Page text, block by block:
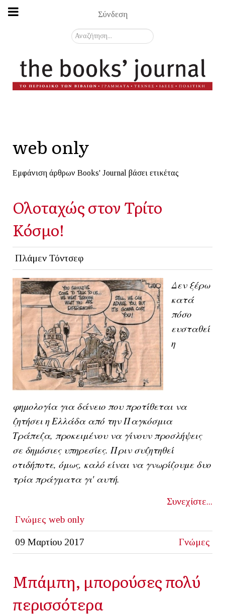
Σύνδεση
Αναζήτηση...
web only
Εμφάνιση άρθρων Books' Journal βάσει ετικέτας
Ολοταχώς στον Τρίτο
Κόσμο!
Πλάμεν Τόντσεφ
Δεν ξέρω
κατά
πόσο
ευσταθεί
η
φημολογία για δάνειο που προτίθεται να
ζητήσει η Ελλάδα από την Παγκόσμια
Τράπεζα, προκειμένου να γίνουν προσλήψεις
σε δημόσιες υπηρεσίες. Πριν συζητηθεί
οτιδήποτε, όμως, καλό είναι να γνωρίζουμε δυο
τρία πράγματα γι' αυτή.
Συνεχίστε...
Γνώμες web only
09 Μαρτίου 2017 Γνώμες
Μπάμπη, μπορούσες πολύ
περισσότερα